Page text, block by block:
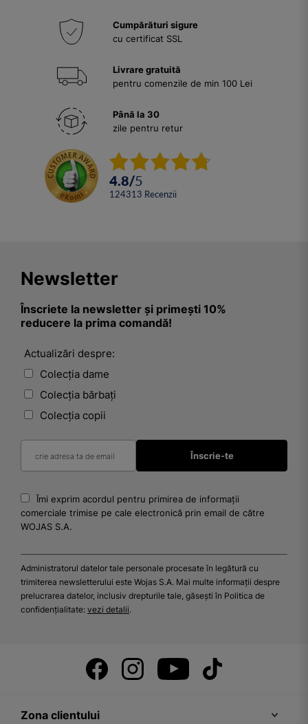
Cumpărături sigure
cu certificat SSL
Livrare gratuită
pentru comenzile de min 100 Lei
Până la 30
zile pentru retur
4.8/5
124313 Recenzii
Newsletter
Înscriete la newsletter și primești 10%
reducere la prima comandă!
Actualizări despre:
Colecția dame
Colecția bărbați
Colecția copii
Îmi exprim acordul pentru primirea de informații
comerciale trimise pe cale electronică prin email de către
WOJAS S.A.
Administratorul datelor tale personale procesate în legătură cu
trimiterea newsletterului este Wojas S.A. Mai multe informații despre
prelucrarea datelor, inclusiv drepturile tale, găsești în Politica de
confidențialitate: vezi detalii.
Zona clientului